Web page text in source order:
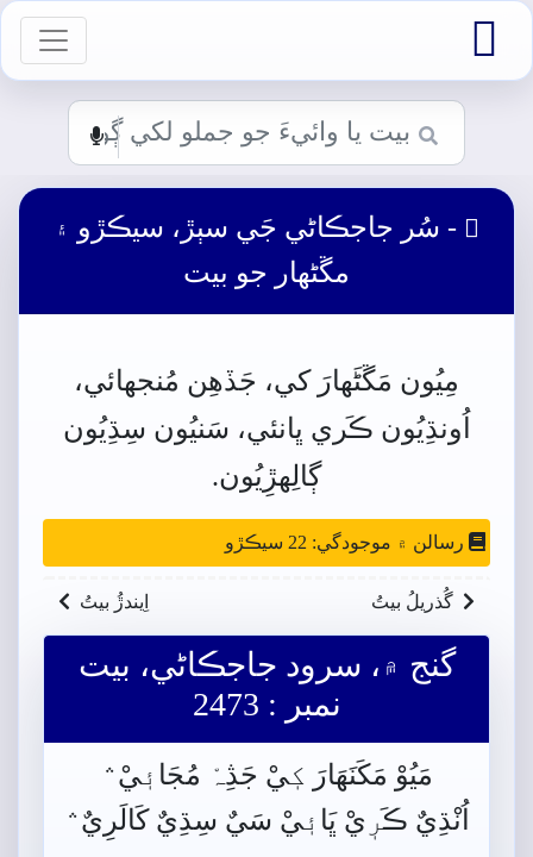

 - سُر جاجڪاڻي جَي سٻڙ، سيڪڙو ۽
مڱڻھار جو بيت
مِيُون مَڱڻَھارَ کي، جَڏھِن مُنجهائي،
اُونڌِيُون ڪَري ڀانئي، سَنيُون سِڌِيُون
ڳالِهڙِيُون.
رسالن ۾ موجودگي: 22 سيڪڙو
گُذريلُ بيتُ اِيندڙُ بيتُ
گنج ۾، سرود جاجڪاڻي، بيت
نمبر : 2473
مَيُوْ مَکَنَهَارَ کٖيْ جَڎِہْ مُجَائٖيْ﮶
اُنْڌِيٌ ڪَرٖيْ ڀَائٖيْ سَيٌ سِڌِيٌ کَالَرِيٌ﮶